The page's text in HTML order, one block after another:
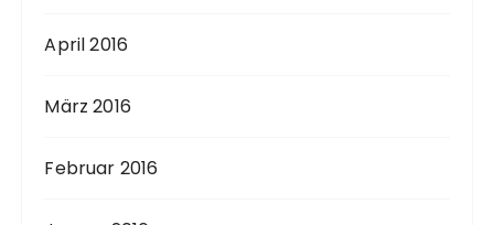
April 2016
März 2016
Februar 2016